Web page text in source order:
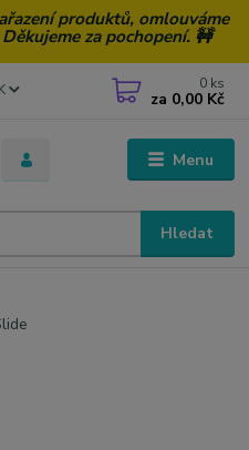
produktů, omlouváme
za pochopení. 🚧
Menu
Hledat
0 ks
za 0,00 Kč